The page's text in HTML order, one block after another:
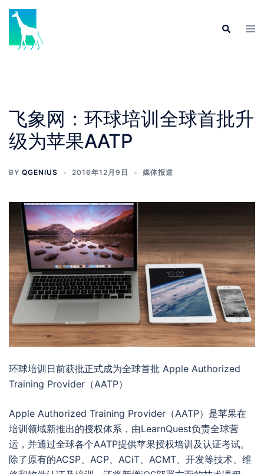
Skip
content
Search
飞象网：环球培训全球首批升
级为苹果AATP
BY QGENIUS 2016年12月9日 媒体报道
环球培训日前获批正式成为全球首批 Apple Authorized
Training Provider（AATP）
Apple Authorized Training Provider（AATP）是苹果在
培训领域新推出的授权体系，由LearnQuest负责全球营
运，并通过全球各个AATP提供苹果授权培训及认证考试。
除了原有的ACSP、ACP、ACiT、ACMT、开发等技术、维